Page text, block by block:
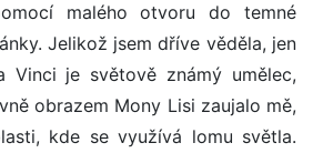
malého otvoru do temné
Jelikož jsem dříve věděla, jen
Vinci je světově známý umělec,
obrazem Mony Lisi zaujalo mě,
kde se využívá lomu světla.